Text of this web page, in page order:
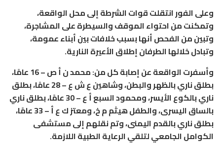
وعلى الفور انتقلت قوات الشرطة إلى محل الواقعة،
وتمكنت من احتواء الموقف والسيطرة على المشاجرة،
وتبين من الفحص أنها بسبب خلافات بين أبناء عمومة،
وتبادل خلالها الطرفان إطلاق الأعيرة النارية.
وأسفرت الواقعة عن إصابة كل من: محمد ن أ ص – 16 عامًا،
بطلق ناري بالظهر والبطن، وشاهين ع ش ع – 28 عامًا، بطلق
ناري بالكوع الأيسر، ومحمود السبع أ ع – 30 عامًا، بطلق ناري
بالساق اليسرى، والطفل هيثم م خ، ومعتز ك ع أ – 33 عامًا،
بطلق ناري بالقدم اليمنى، وتم نقلهم إلى مستشفى
الكوامل الجامعي لتلقي الرعاية الطبية اللازمة.